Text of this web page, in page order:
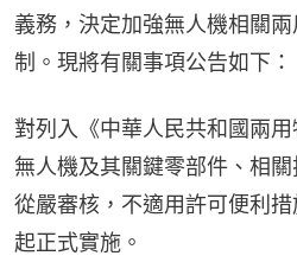
義務，決定加強無人機相關
制。現將有關事項公告如下：
對列入《中華人民共和國兩
無人機及其關鍵零部件、相
從嚴審核，不適用許可便利
起正式實施。